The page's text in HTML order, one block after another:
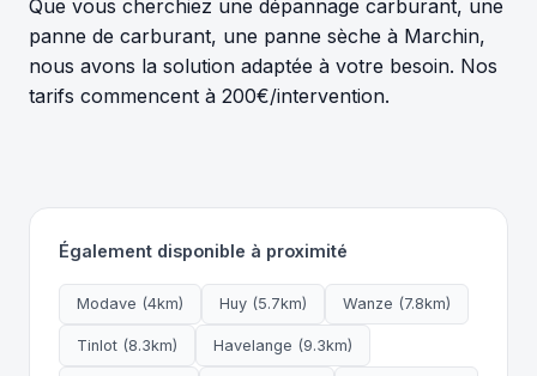
Que vous cherchiez une dépannage carburant, une
panne de carburant, une panne sèche à Marchin,
nous avons la solution adaptée à votre besoin. Nos
tarifs commencent à 200€/intervention.
Également disponible à proximité
Modave (4km) Huy (5.7km) Wanze (7.8km)
Tinlot (8.3km) Havelange (9.3km)